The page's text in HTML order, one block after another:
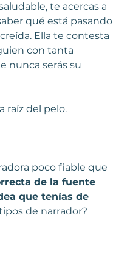
te acercas a
qué está pasando
Ella te contesta
con tanta
nunca serás su
raíz del pelo.
poco fiable que
de la fuente
que tenías de
de narrador?